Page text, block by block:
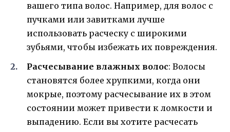
вашего типа волос. Например, для волос с
пучками или завитками лучше
использовать расческу с широкими
зубьями, чтобы избежать их повреждения.
Расчесывание влажных волос: Волосы
становятся более хрупкими, когда они
мокрые, поэтому расчесывание их в этом
состоянии может привести к ломкости и
выпадению. Если вы хотите расчесать